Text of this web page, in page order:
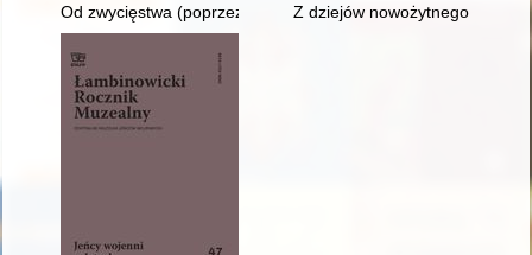
Od zwycięstwa (poprzez trzy wojny) do victorii Golubskiej
Z dziejów nowożytnego